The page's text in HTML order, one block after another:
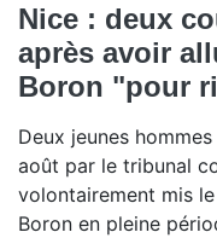
Nice : deux
après avoir
Boron "pour
Deux jeunes
août par le tribunal
volontairement mis
Boron en pleine